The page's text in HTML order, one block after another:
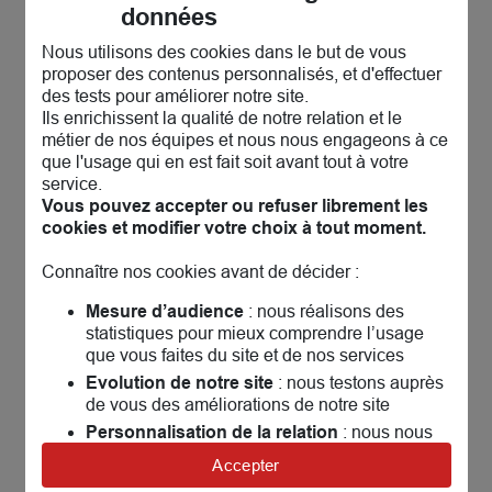
conseils juridiques, réunions d’information, visites
180 000 associations et collectivités. 97% de nos
associations sociétaires sont prêtes à nous
recommander ! Venez rencontrer nos conseillers
spécialisés de Marseille et découvrez nos offres :
multirisque, flotte auto, télésurveillance, gestion
des clubs de sport (Mon Asso Facile)…
Catherine, Responsable de votre Pôle MAIF
Associations | Collectivités | Entreprises
Nos solutionsassurances
Assurer une association
Mon Asso Facile
données
Nous utilisons des cookies dans le but de vous
proposer des contenus personnalisés, et d'effectuer
des tests pour améliorer notre site.
Ils enrichissent la qualité de notre relation et le
métier de nos équipes et nous nous engageons à ce
que l'usage qui en est fait soit avant tout à votre
service.
Vous pouvez accepter ou refuser librement les
cookies et modifier votre choix à tout moment.
Connaître nos cookies avant de décider :
Mesure d’audience: nous réalisons des
statistiques pour mieux comprendre l’usage
que vous faites du site et de nos services
Evolution de notre site: nous testons auprès
de vous des améliorations de notre site
Personnalisation de la relation : nous nous
et personnaliser nos offres
Accepter